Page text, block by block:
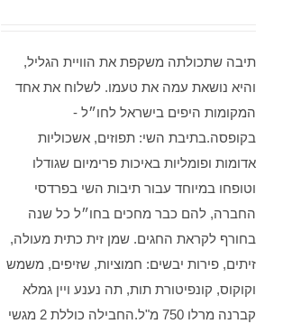
תיבה שתכולתה משקפת את הוויית הגליל,
והיא נושאת עמה את טעמו. לשלוח את אחד
המקומות היפים בישראל לחו״ל -
בקופסה.בתיבת השי: תפוזים, אשכוליות
אדומות ופומליות באיכות פרימיום שגודלו
וטופחו במיוחד עבור תיבות השי בפרדסי
החברה, להם כבר מחכים בחו״ל כל שנה
בחורף לקראת החגים. שמן זית כתית מעולה,
זיתים, פירות יבשים: חמוציות, שזיפים, משמש
וקוקוס, קונפיטורת תות, תה נענע ויין גמלא
קברנה מרלו 750 מ"ל.החבילה כוללת 2 מגשי